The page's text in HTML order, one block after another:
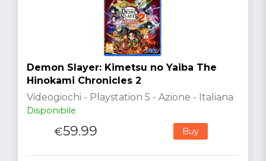
Demon Slayer: Kimetsu no Yaiba The
Hinokami Chronicles 2
Videogiochi - Playstation 5 - Azione - Italiana
Disponibile
€59.99 Buy